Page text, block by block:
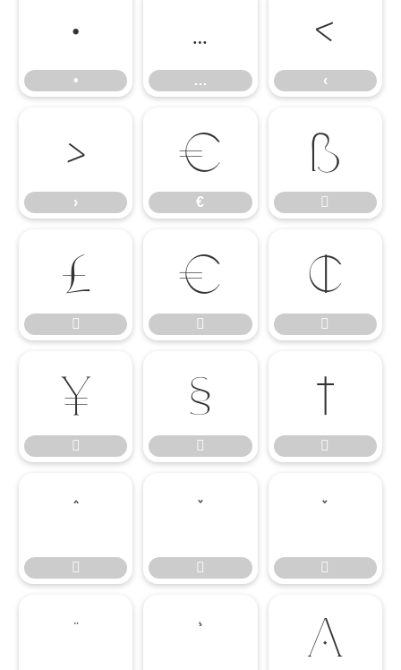
•
•
…
…
‹
‹
›
›
€
€




















  